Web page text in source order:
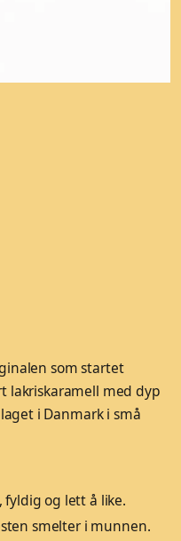
som startet
lakriskaramell med dyp
i Danmark i små
fyldig og lett å like.
smelter i munnen.